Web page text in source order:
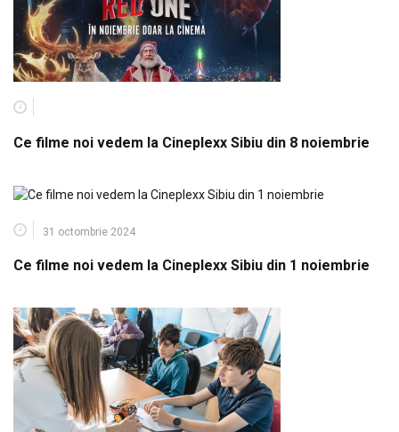
Ce filme noi vedem la Cineplexx Sibiu din 8 noiembrie
31 octombrie 2024
Ce filme noi vedem la Cineplexx Sibiu din 1 noiembrie